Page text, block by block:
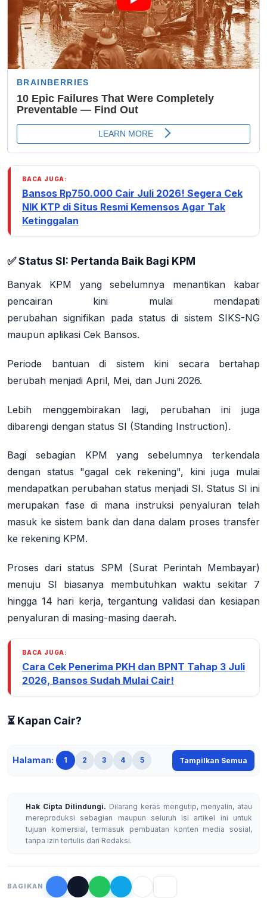
BACA JUGA:
Bansos Rp750.000 Cair Juli 2026! Segera Cek
NIK KTP di Situs Resmi Kemensos Agar Tak
Ketinggalan
✅ Status SI: Pertanda Baik Bagi KPM
Banyak KPM yang sebelumnya menantikan kabar
pencairan kini mulai mendapati
perubahan signifikanpada status di sistem SIKS-NG
maupun aplikasi Cek Bansos.
Periode bantuan di sistem kini secara bertahap
berubah menjadi April, Mei, dan Juni 2026.
Lebih menggembirakan lagi, perubahan ini juga
dibarengi dengan status SI (Standing Instruction).
Bagi sebagian KPM yang sebelumnya terkendala
dengan status "gagal cek rekening", kini juga mulai
mendapatkan perubahan status menjadi SI. Status SI ini
merupakan fase di mana instruksi penyaluran telah
masuk ke sistem bank dan dana dalam proses transfer
ke rekening KPM.
Proses dari status SPM (Surat Perintah Membayar)
menuju SI biasanya membutuhkan waktu sekitar 7
hingga 14 hari kerja, tergantung validasi dan kesiapan
penyaluran di masing-masing daerah.
BACA JUGA:
Cara Cek Penerima PKH dan BPNT Tahap 3 Juli
2026, Bansos Sudah Mulai Cair!
⏳ Kapan Cair?
Halaman: 1 2 3 4 5 Tampilkan Semua
Hak Cipta Dilindungi. Dilarang keras mengutip, menyalin, atau
mereproduksi sebagian maupun seluruh isi artikel ini untuk
tujuan komersial, termasuk pembuatan konten media sosial,
tanpa izin tertulis dari Redaksi.
BAGIKAN